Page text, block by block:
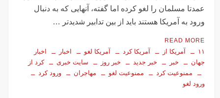
عمدتا مسلمان را لغو کرده اما گفته، آنهایی که به دنبال
ورود به آمریکا هستند باید از بین تدابیر شدیدتر …
READ MORE
۱۱ آمریکا از آمریکا کرد آمریکا لغو اخبار
اخبار
جهان
خبر خبر جدید خبر روز سایت خبری
کرد از
ممنوعیت کرد
ممنوعیت لغو مهاجران
ورود کرد
ورود لغو